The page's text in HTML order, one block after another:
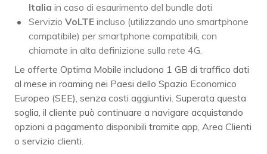
Italia in caso di esaurimento del bundle dati
Servizio VoLTE incluso (utilizzando uno smartphone
compatibile) per smartphone compatibili, con
chiamate in alta definizione sulla rete 4G.
Le offerte Optima Mobile includono 1 GB di traffico dati
al mese in roaming nei Paesi dello Spazio Economico
Europeo (SEE), senza costi aggiuntivi. Superata questa
soglia, il cliente può continuare a navigare acquistando
opzioni a pagamento disponibili tramite app, Area Clienti
o servizio clienti.